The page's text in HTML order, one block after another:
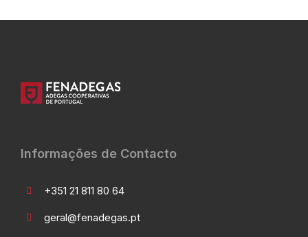
Informações de Contacto
+351 21 811 80 64
geral@fenadegas.pt